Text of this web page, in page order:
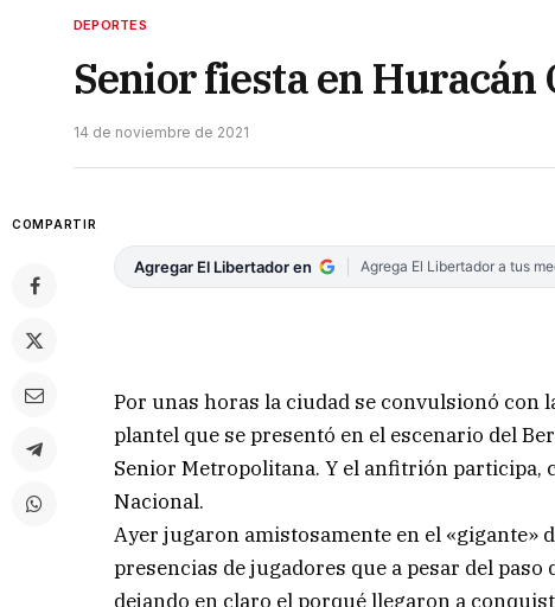
DEPORTES
Senior fiesta en Huracán
14 de noviembre de 2021
COMPARTIR
Agregar El Libertador en Agrega El Libertador a tus
Por unas horas la ciudad se convulsionó con
plantel que se presentó en el escenario del
Senior Metropolitana. Y el anfitrión participa,
Nacional.
Ayer jugaron amistosamente en el «gigante»
presencias de jugadores que a pesar del
dejando en claro el porqué llegaron a